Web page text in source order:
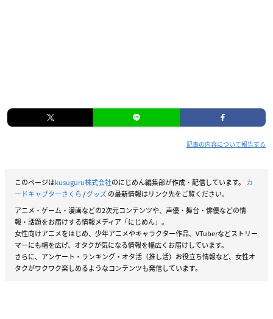
記事の内容について報告する
このページはkusuguru株式会社のにじめん編集部が作成・配信しています。 カ
ードキャプターさくら/グッズの最新情報はリンク先をご覧ください。
アニメ・ゲーム・漫画などの2次元コンテンツや、声優・舞台・俳優などの情
報・話題をお届けする情報メディア「にじめん」。
女性向けアニメをはじめ、少年アニメやキャラクター作品、VTuberなどストリー
マーにも幅を広げ、オタクが気になる情報を幅広くお届けしています。
さらに、アンケート・ランキング・オタ活（推し活）お役立ち情報など、女性オ
タクがワクワク楽しめるようなコンテンツも発信しています。